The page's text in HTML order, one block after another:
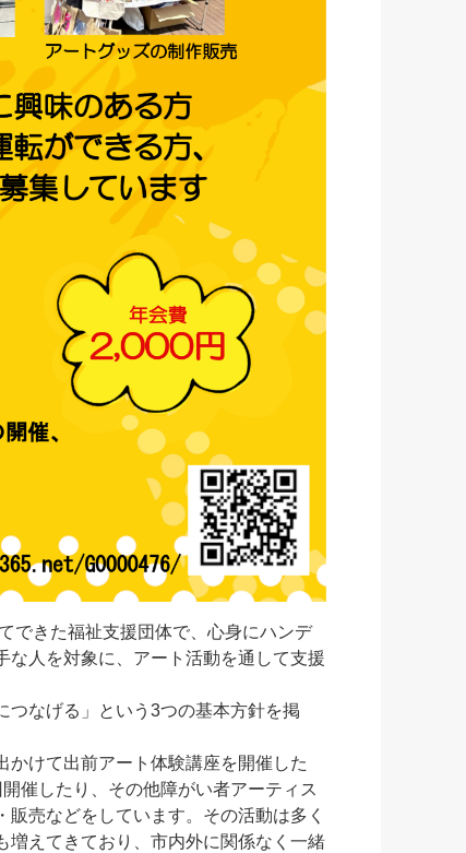
できた福祉支援団体で、心身にハンデ
人を対象に、アート活動を通して支援
つなげる」という3つの基本方針を掲
けて出前アート体験講座を開催した
催したり、その他障がい者アーティス
売などをしています。その活動は多く
増えてきており、市内外に関係なく一緒